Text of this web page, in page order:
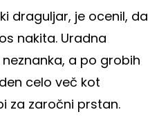
draguljar, je ocenil, da
nakita. Uradna
a po grobih
celo več kot
za zaročni prstan.